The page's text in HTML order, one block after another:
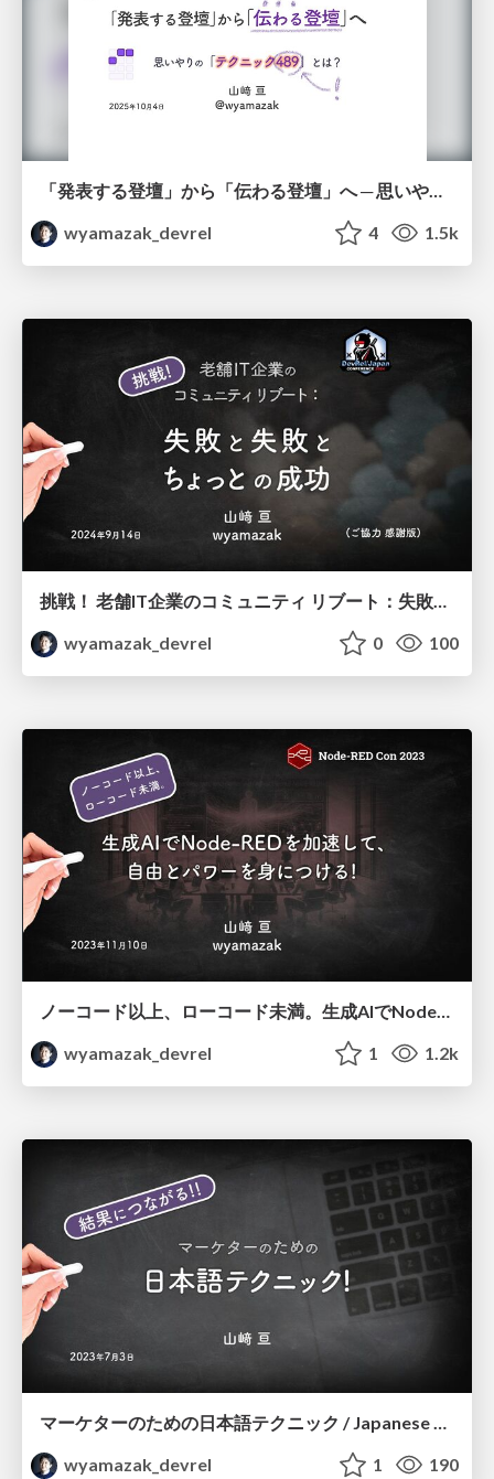
wyamazak_devrel
4 1.5k
挑戦！ 老舗IT企業のコミュニティ リブート：失敗と失敗とちょっとの成功
wyamazak_devrel
0 100
ノーコード以上、ローコード未満。生成AIでNode-REDを加速して、自由とパワーを身につける
wyamazak_devrel
1 1.2k
マーケターのための日本語テクニック / Japanese Text Writing Technique for Marketers
wyamazak_devrel
1 190